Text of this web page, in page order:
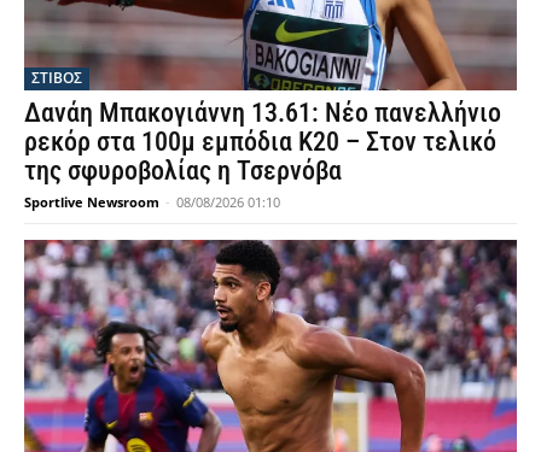
ΣΤΙΒΟΣ
Δανάη Μπακογιάννη 13.61: Νέο πανελλήνιο
ρεκόρ στα 100μ εμπόδια Κ20 – Στον τελικό
της σφυροβολίας η Τσερνόβα
Sportlive Newsroom - 08/08/2026 01:10